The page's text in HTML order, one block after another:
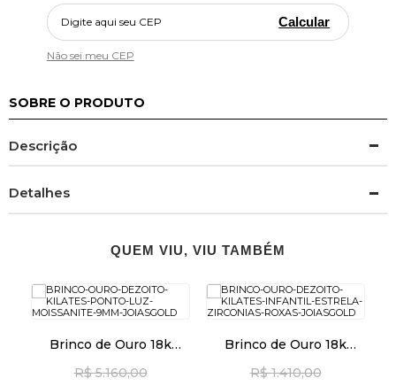
Calcular
Não sei meu CEP
SOBRE O PRODUTO
Descrição
Detalhes
QUEM VIU, VIU TAMBÉM
Brinco de Ouro 18k
de 9mm br29008
R$ 5.160,00
Brinco de Ouro 18k
Zircônias Roxas br29526
R$ 1.410,00